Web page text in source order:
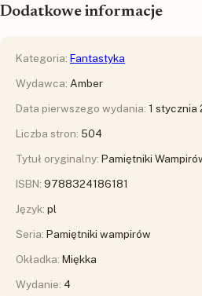
Dodatkowe informacje
Kategoria: Fantastyka
Wydawca: Amber
Data pierwszego wydania: 1 stycznia
Liczba stron: 504
Tytuł oryginalny: Pamiętniki
ISBN: 9788324186181
Język: pl
Seria: Pamiętniki wampirów
Okładka: Miękka
Wydanie: 4